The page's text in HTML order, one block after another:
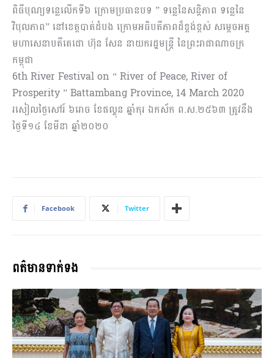
ពិធីបុណ្យទន្លេលើកទី៦ ក្រោមប្រធានបទ ” ទន្លេនៃសន្តិភាព ទន្លេនៃ
វិបុលភាព” នៅខេត្តបាត់ដំបង ក្រោមអធិបតីភាពដ៏ខ្ពង់ខ្ពស់ សម្តេចអគ្គ
មហាសេនាបតីតេជោ ហ៊ុន សែន នាយករដ្ឋមន្រ្តី នៃព្រះរាជាណាចក្រ
កម្ពុជា
6th River Festival on “ River of Peace, River of
Prosperity ” Battambang Province, 14 March 2020
រសៀលថ្ងៃសៅរ៍ ៦រោច ខែផល្គុន ឆ្នាំកុរ ឯកស័ក ព.ស.២៥៦៣ ត្រូវនឹង
ថ្ងៃទី១៤ ខែមីនា ឆ្នាំ២០២០
Facebook Twitter
ពត៌មានទាក់ទង